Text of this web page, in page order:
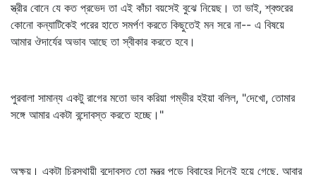
স্ত্রীর বোনে যে কত প্রভেদ তা এই কাঁচা বয়সেই বুঝে নিয়েছ। তা ভাই, শ্বশুরের
কোনো কন্যাটিকেই পরের হাতে সমর্পণ করতে কিছুতেই মন সরে না-- এ বিষয়ে
আমার ঔদার্যের অভাব আছে তা স্বীকার করতে হবে।
পুরবালা সামান্য একটু রাগের মতো ভাব করিয়া গম্ভীর হইয়া বলিল, "দেখো, তোমার
সঙ্গে আমার একটা বন্দোবস্ত করতে হচ্ছে।"
অক্ষয়। একটা চিরস্থায়ী বন্দোবস্ত তো মন্ত্র পড়ে বিবাহের দিনেই হয়ে গেছে, আবার